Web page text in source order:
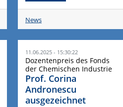
News
11.06.2025 - 15:30:22
Dozentenpreis des Fonds
der Chemischen Industrie
Prof. Corina
Andronescu
ausgezeichnet